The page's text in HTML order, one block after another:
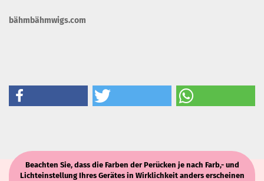
bähmbähmwigs.com
Beachten Sie, dass die Farben der Perücken je nach Farb,- und
Lichteinstellung Ihres Gerätes in Wirklichkeit anders erscheinen